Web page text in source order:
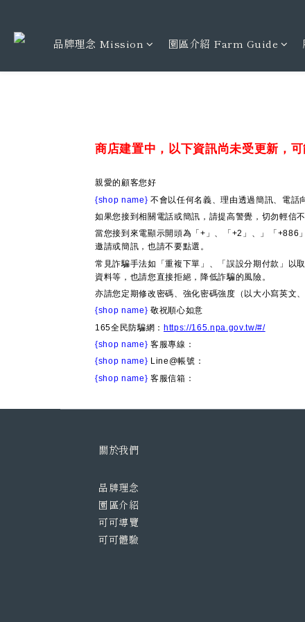
品牌理念 Mission 園區介紹 Farm Guide
商店建置中，以下資訊尚未受更新，
親愛的顧客您好
{shop name} 不會以任何名義、理由透過簡訊、電話
如果您接到相關電話或簡訊，請提高警覺，切勿輕信
當您接到來電顯示開頭為「+」、「+2」、」「+886
邀請或簡訊，也請不要點選。
常見詐騙手法如「重複下單」、「誤設分期付款」以
資料等，也請您直接拒絕，降低詐騙的風險。
亦請您定期修改密碼、強化密碼強度（以大小寫英文
{shop name} 敬祝順心如意
165全民防騙網： https://165.npa.gov.tw/#/
{shop name} 客服專線：
{shop name} Line@帳號：
{shop name} 客服信箱：
關於我們
品牌理念
園區介紹
可可導覽
可可體驗